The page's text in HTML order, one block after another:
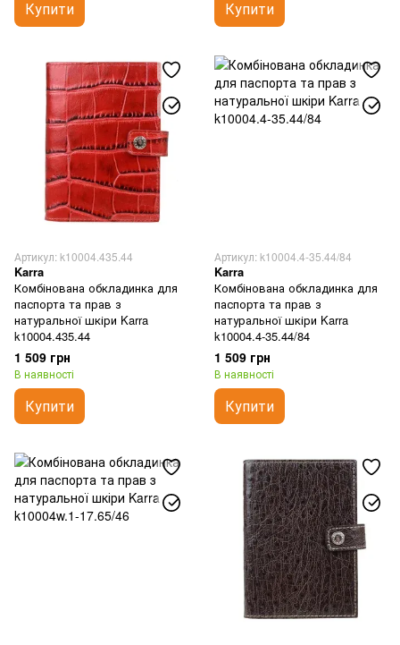
Купити Купити
Артикул: k10004.435.44
Karra
Комбінована обкладинка для
паспорта та прав з
натуральної шкіри Karra
k10004.435.44
1 509 грн
В наявності
Купити
Артикул: k10004.4-35.44/84
Karra
Комбінована обкладинка для
паспорта та прав з
натуральної шкіри Karra
k10004.4-35.44/84
1 509 грн
В наявності
Купити